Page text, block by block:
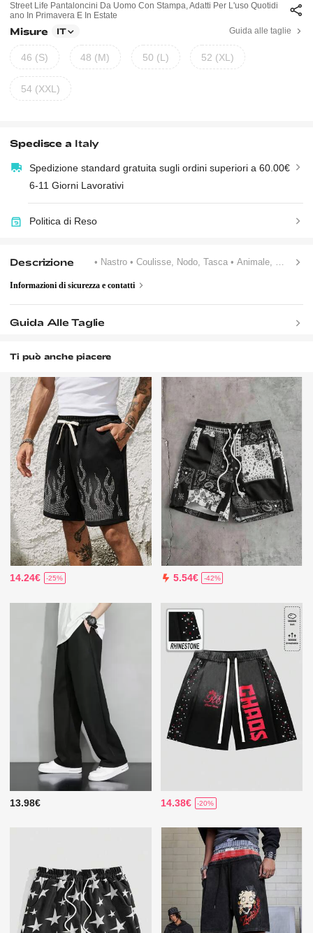
Street Life Pantaloncini Da Uomo Con Stampa, Adatti Per L'uso Quotidi
Ano In Primavera E In Estate
Misure IT Guida alle taglie
46 (S) 48 (M) 50 (L) 52 (XL)
54 (XXL)
Spedisce a Italy
Spedizione standard gratuita sugli ordini superiori a 60.00€
6-11 Giorni Lavorativi
Politica di Reso
Descrizione • Nastro • Coulisse, Nodo, Tasca • Animale, Blocchi Di Colore, Geometrico, Lettere
Informazioni di sicurezza e contatti
Guida Alle Taglie
Ti può anche piacere
14.24€ -25% 5.54€ -42%
13.98€ 14.38€ -20%